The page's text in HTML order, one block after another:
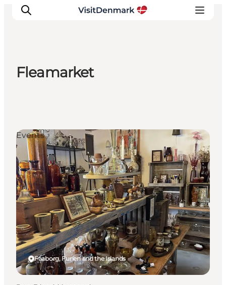
Dove dormire
Pianifica il viaggio
Fleamarket
Faaborg, Funen and the Islands
Events